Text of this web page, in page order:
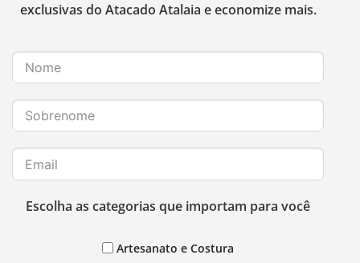
exclusivas do Atacado Atalaia e economize mais.
Escolha as categorias que importam para você
Artesanato e Costura